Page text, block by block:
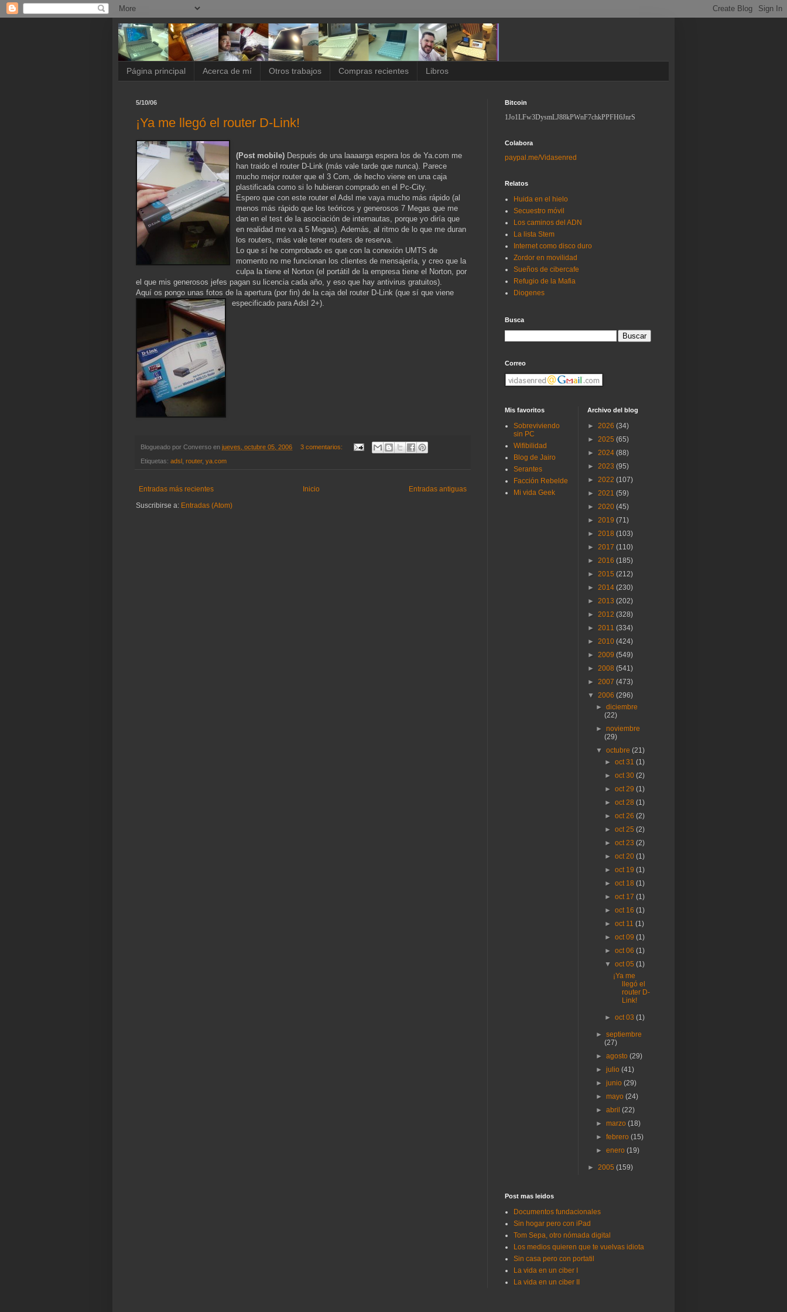
Página principal Acerca de mí Otros trabajos Compras recientes Libros
5/10/06
¡Ya me llegó el router D-Link!
(Post mobile) Después de una laaaarga espera los de Ya.com me
han traido el router D-Link (más vale tarde que nunca). Parece
mucho mejor router que el 3 Com, de hecho viene en una caja
plastificada como si lo hubieran comprado en el Pc-City.
Espero que con este router el Adsl me vaya mucho más rápido (al
menos más rápido que los teóricos y generosos 7 Megas que me
dan en el test de la asociación de internautas, porque yo diría que
en realidad me va a 5 Megas). Además, al ritmo de lo que me duran
los routers, más vale tener routers de reserva.
Lo que sí he comprobado es que con la conexión UMTS de
momento no me funcionan los clientes de mensajería, y creo que la
culpa la tiene el Norton (el portátil de la empresa tiene el Norton, por
el que mis generosos jefes pagan su licencia cada año, y eso que hay antivirus gratuitos).
Aquí os pongo unas fotos de la apertura (por fin) de la caja del router D-Link (que sí que viene
especificado para Adsl 2+).
Blogueado por Converso en jueves, octubre 05, 2006 3 comentarios:
Etiquetas: adsl router, ya.com
Entradas más recientes Entradas antiguas
Inicio
Suscribirse a: Entradas (Atom)
Bitcoin
1Jo1LFw3DysmLJ88kPWnF7chkPPFH6JnrS
Colabora
paypal.me/Vidasenred
Relatos
Huida en el hielo
Secuestro móvil
Los caminos del ADN
La lista Stem
Internet como disco duro
Zordor en movilidad
Sueños de cibercafe
Refugio de la Mafia
Diogenes
Busca
Correo
Mis favoritos
Sobreviviendo
sin PC
Wifibilidad
Blog de Jairo
Serantes
Facción Rebelde
Mi vida Geek
Archivo del blog
► 2026 (34)
► 2025 (65)
► 2024 (88)
► 2023 (95)
► 2022 (107)
► 2021 (59)
► 2020 (45)
► 2019 (71)
► 2018 (103)
► 2017 (110)
► 2016 (185)
► 2015 (212)
► 2014 (230)
► 2013 (202)
► 2012 (328)
► 2011 (334)
► 2010 (424)
► 2009 (549)
► 2008 (541)
► 2007 (473)
▼ 2006 (296)
►diciembre
(22)
►noviembre
(29)
▼octubre(21)
► oct 31 (1)
► oct 30 (2)
► oct 29 (1)
► oct 28 (1)
► oct 26 (2)
► oct 25 (2)
► oct 23 (2)
► oct 20 (1)
► oct 19 (1)
► oct 18 (1)
► oct 17 (1)
► oct 16 (1)
► oct 11 (1)
► oct 09 (1)
► oct 06 (1)
▼ oct 05 (1)
¡Ya me
llegó el
router D-
Link!
► oct 03 (1)
►septiembre
(27)
►agosto(29)
►julio(41)
►junio(29)
►mayo(24)
►abril(22)
►marzo(18)
►febrero(15)
►enero(19)
► 2005 (159)
Post mas lei­dos
Documentos fundacionales
Sin hogar pero con iPad
Tom Sepa, otro nómada digital
Los medios quieren que te vuelvas idiota
Sin casa pero con portatil
La vida en un ciber I
La vida en un ciber II